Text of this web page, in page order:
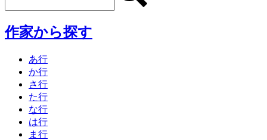
作家から探す
あ行
か行
さ行
た行
な行
は行
ま行